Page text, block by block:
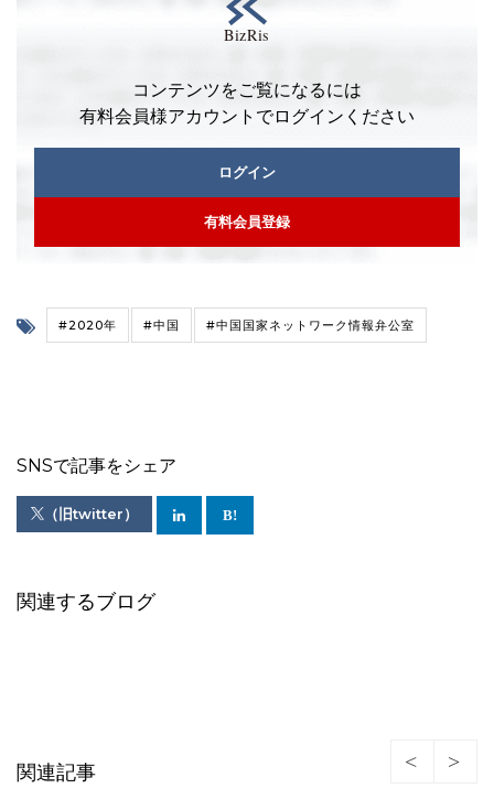
コンテンツをご覧になるには
有料会員様アカウントでログインください
ログイン
有料会員登録
#2020年 #中国 #中国国家ネットワーク情報弁公室
SNSで記事をシェア
（旧twitter）
関連するブログ
関連記事